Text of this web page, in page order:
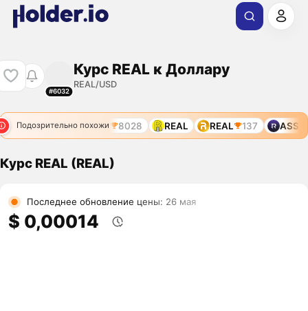
#6032
Курс REAL к Доллару
REAL/USD
Подозрительно похожи
REAL 2344 REAL 8028 REAL REAL 137 ASSET
Курс REAL (REAL)
Последнее обновление цены: 26 мая
$ 0,00014